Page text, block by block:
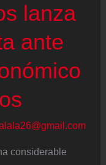
lanza
ante
considerable